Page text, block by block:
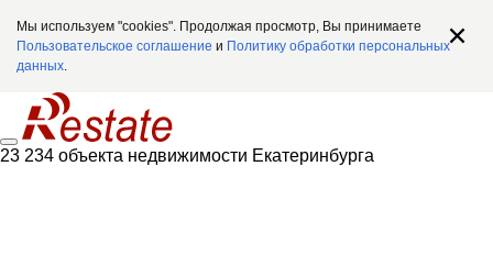
Мы используем "cookies". Продолжая просмотр, Вы принимаете
Пользовательское соглашение и Политику обработки персональных
данных.
23 234 объекта недвижимости Екатеринбурга